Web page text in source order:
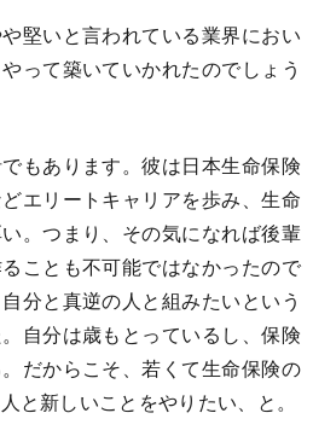
堅いと言われている業界におい
って築いていかれたのでしょう
もあります。彼は日本生命保険
エリートキャリアを歩み、生命
。つまり、その気になれば後輩
ことも不可能ではなかったので
分と真逆の人と組みたいという
自分は歳もとっているし、保険
だからこそ、若くて生命保険の
と新しいことをやりたい、と。